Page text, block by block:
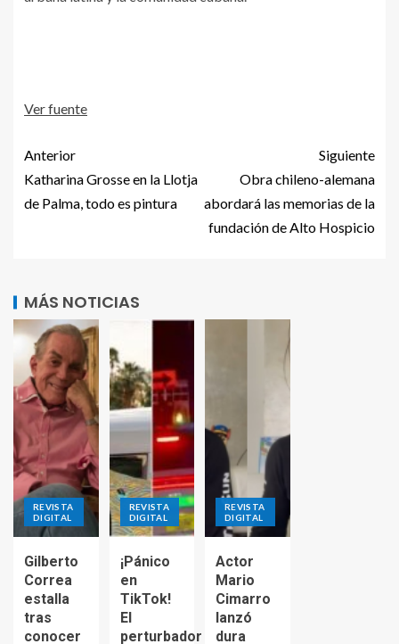
Ver fuente
Anterior
Katharina Grosse en la Llotja
de Palma, todo es pintura
Siguiente
Obra chileno-alemana
abordará las memorias de la
fundación de Alto Hospicio
MÁS NOTICIAS
REVISTA
DIGITAL
Gilberto
Correa
estalla
tras
conocer
REVISTA
DIGITAL
¡Pánico
en
TikTok!
El
perturbador
REVISTA
DIGITAL
Actor
Mario
Cimarro
lanzó
dura